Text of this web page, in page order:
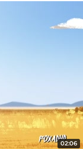
02:06